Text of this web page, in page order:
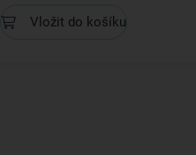
Vložit do košíku